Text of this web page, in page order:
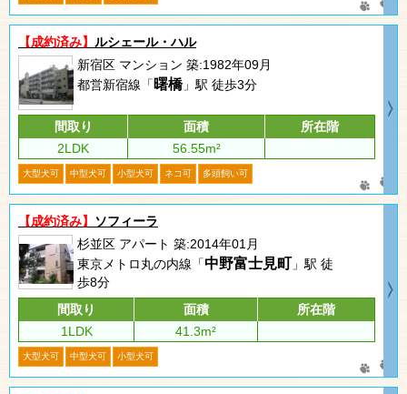
【成約済み】 ルシェール・ハル
新宿区 マンション 築:1982年09月
都営新宿線「 曙橋」駅 徒歩3分
間取り 面積
所在階
2LDK
56.55m²
大型犬可 中型犬可 小型犬可 ネコ可 多頭飼い可
【成約済み】 ソフィーラ
杉並区 アパート 築:2014年01月
東京メトロ丸の内線「中野富士見町 」駅 徒
歩8分
間取り
面積
所在階
1LDK
41.3m²
大型犬可 中型犬可 小型犬可